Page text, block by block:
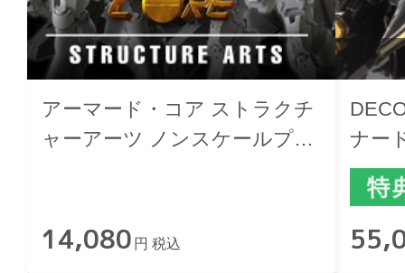
アーマード・コア ストラクチ
ャーアーツ ノンスケールプラ
14,080 円 税込
ナー